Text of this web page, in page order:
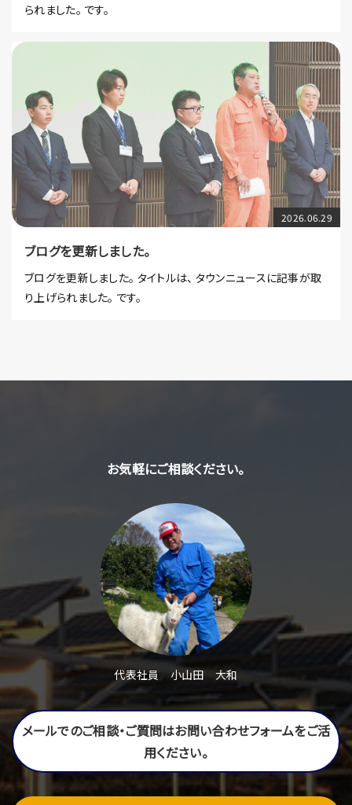
られました。 です。
2026.06.29
ブログを更新しました。
ブログを更新しました。 タイトルは、 タウンニュースに記事が取
り上げられました。 です。
お気軽にご相談ください。
代表社員 小山田 大和
メールでのご相談・ご質問はお問い合わせフォームをご活
用ください。